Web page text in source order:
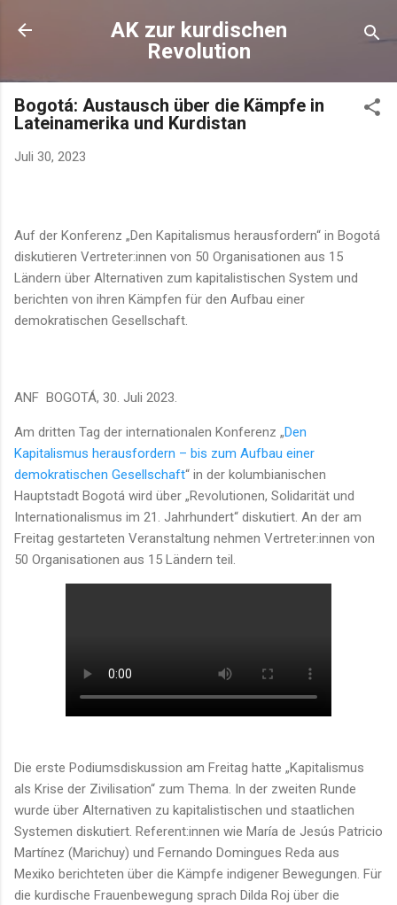
Direkt zum Hauptbereich
AK zur kurdischen
Revolution
Bogotá: Austausch über die Kämpfe in
Lateinamerika und Kurdistan
Juli 30, 2023
Auf der Konferenz „Den Kapitalismus herausfordern“ in Bogotá
diskutieren Vertreter:innen von 50 Organisationen aus 15
Ländern über Alternativen zum kapitalistischen System und
berichten von ihren Kämpfen für den Aufbau einer
demokratischen Gesellschaft.
ANF BOGOTÁ, 30. Juli 2023.
Am dritten Tag der internationalen Konferenz „Den
Kapitalismus herausfordern – bis zum Aufbau einer
demokratischen Gesellschaft“ in der kolumbianischen
Hauptstadt Bogotá wird über „Revolutionen, Solidarität und
Internationalismus im 21. Jahrhundert“ diskutiert. An der am
Freitag gestarteten Veranstaltung nehmen Vertreter:innen von
50 Organisationen aus 15 Ländern teil.
Die erste Podiumsdiskussion am Freitag hatte „Kapitalismus
als Krise der Zivilisation“ zum Thema. In der zweiten Runde
wurde über Alternativen zu kapitalistischen und staatlichen
Systemen diskutiert. Referent:innen wie María de Jesús Patricio
Martínez (Marichuy) und Fernando Domingues Reda aus
Mexiko berichteten über die Kämpfe indigener Bewegungen. Für
die kurdische Frauenbewegung sprach Dilda Roj über die